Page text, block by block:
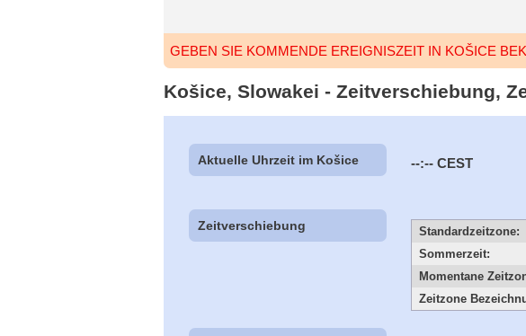
GEBEN SIE KOMMENDE EREIGNISZEIT IN KOŠICE
Košice, Slowakei - Zeitverschiebung,
Aktuelle Uhrzeit im Košice --:-- CEST
Zeitverschiebung Standardzeitzone:
Sommerzeit:
Momentane
Zeitzone